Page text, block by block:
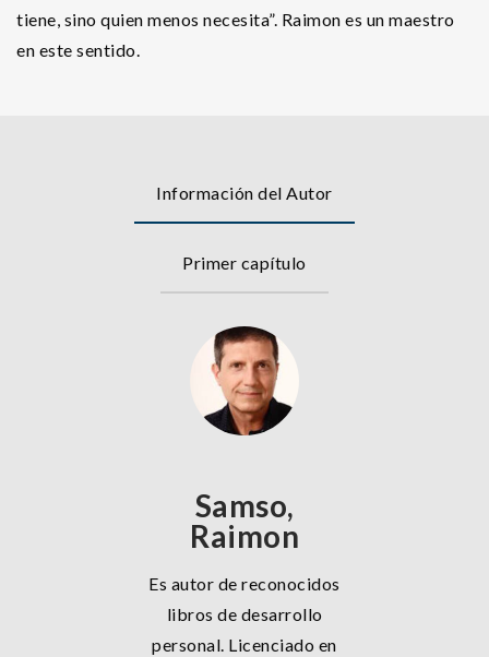
tiene, sino quien menos necesita”. Raimon es un maestro
en este sentido.
Información del Autor
Primer capítulo
Samso,
Raimon
Es autor de reconocidos
libros de desarrollo
personal. Licenciado en